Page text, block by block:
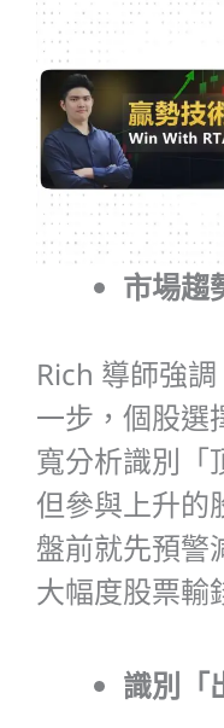
市場趨
Rich 導師強
一步，個股選
寬分析識別「
但參與上升的
盤前就先預警
大幅度股票輸
識別「